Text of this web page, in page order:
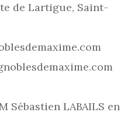
de Lartigue, Saint-
Sébastien LABAILS en